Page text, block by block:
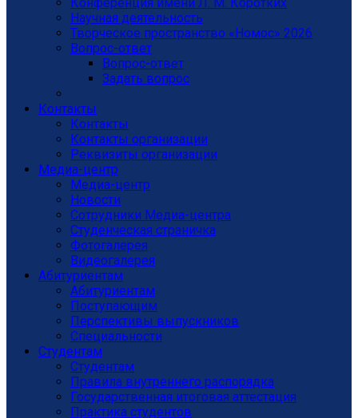
Научная деятельность
Творческое пространство «Номос» 2026
Вопрос-ответ
Вопрос-ответ
Задать вопрос
Контакты
Контакты
Контакты организации
Реквизиты организации
Медиа-центр
Медиа-центр
Новости
Сотрудники Медиа-центра
Студенческая страничка
Фотогалерея
Видеогалерея
Абитуриентам
Абитуриентам
Поступающим
Перспективы выпускников
Специальности
Студентам
Студентам
Правила внутреннего распорядка
Государственная итоговая аттестация
Практика студентов